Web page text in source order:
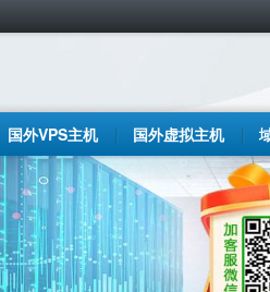
国外VPS主机 国外虚拟主机